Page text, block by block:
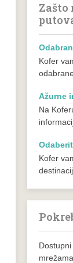
Zašto
Kofer
Ažurne
Na
Kofer